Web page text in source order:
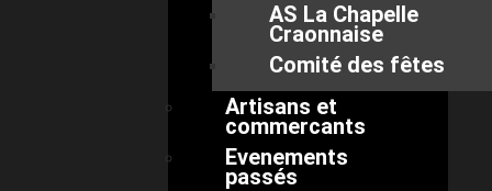
AS La Chapelle
Craonnaise
Comité des fêtes
Artisans et
commercants
Evenements
passés